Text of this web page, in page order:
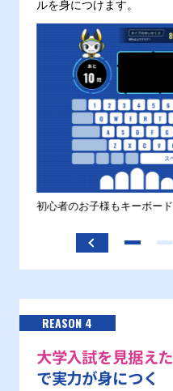
ルを身につけます。
初心者のお子様もキーボー
REASON 4
大学入試を見据え
で実力が身につく